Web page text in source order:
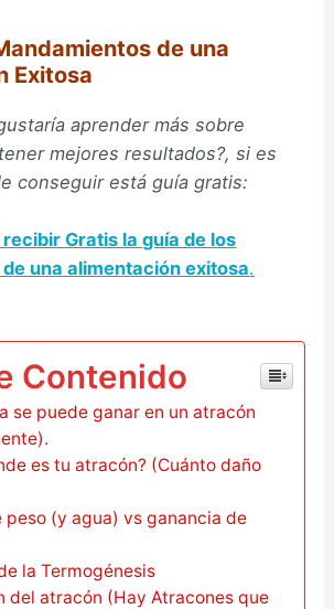
de una
Exitosa
aprender más sobre
mejores resultados?, si es
conseguir está guía gratis:
recibir Gratis la guía de los
una alimentación exitosa.
Contenido
se puede ganar en un atracón
es tu atracón? (Cuánto daño
peso (y agua) vs ganancia de
la Termogénesis
del atracón (Hay Atracones que